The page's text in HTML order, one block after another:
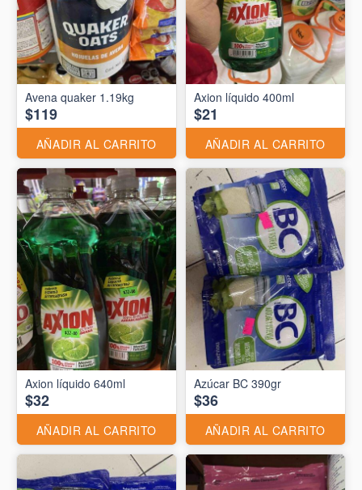
Avena quaker 1.19kg
$119
AÑADIR AL CARRITO
Axion líquido 400ml
$21
AÑADIR AL CARRITO
Axion líquido 640ml
$32
AÑADIR AL CARRITO
Azúcar BC 390gr
$36
AÑADIR AL CARRITO